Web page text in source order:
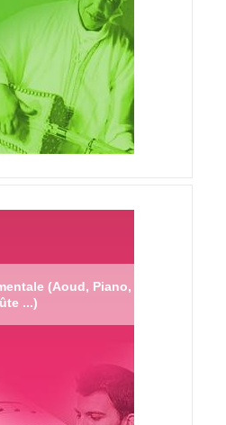
(Aoud, Piano,
...)